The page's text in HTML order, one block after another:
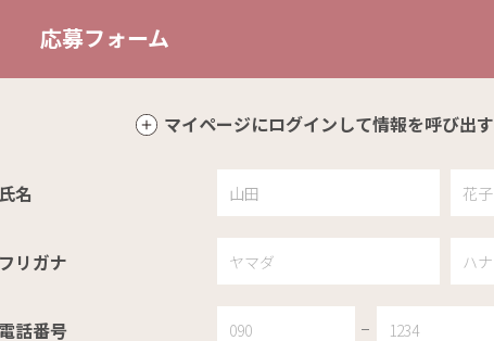
応募フォーム
マイページにログインして情報を呼び出す
氏名
フリガナ
電話番号